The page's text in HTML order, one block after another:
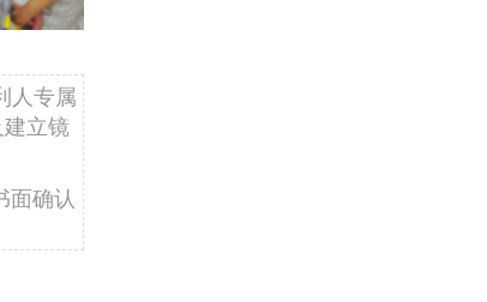
人专属
立镜
面确认